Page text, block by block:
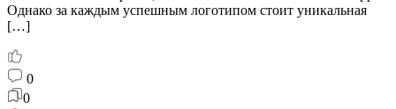
Однако за каждым успешным логотипом стоит уникальная
[…]
0
0